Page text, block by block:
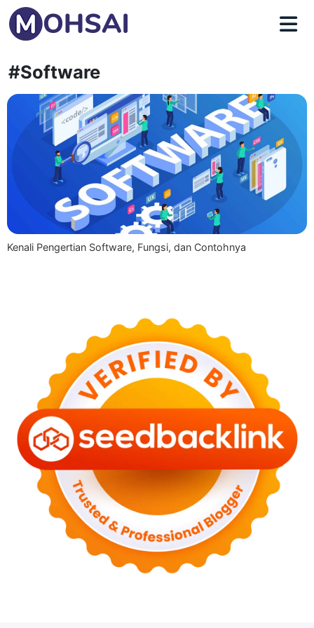
#Software
Kenali Pengertian Software, Fungsi, dan Contohnya